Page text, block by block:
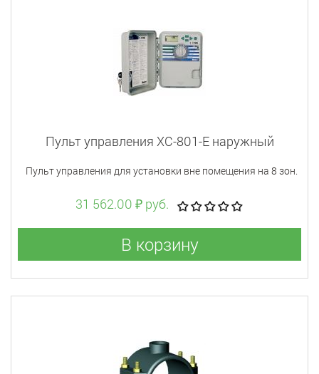
Пульт управления XC-801-E наружный
Пульт управления для установки вне помещения на 8 зон.
31 562.00 ₽ руб.
В корзину